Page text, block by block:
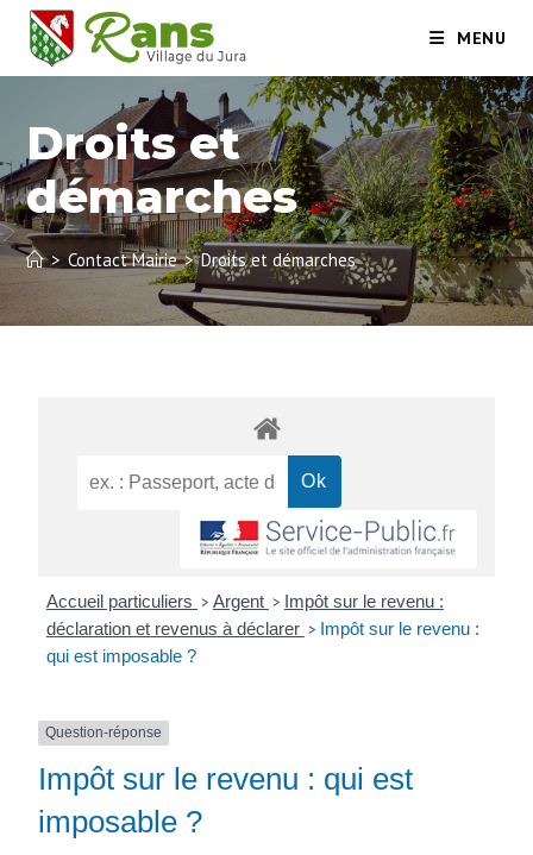
MENU
Droits et
démarches
> Contact Mairie > Droits et démarches
Accueil particuliers > Argent > Impôt sur le revenu :
déclaration et revenus à déclarer > Impôt sur le revenu :
qui est imposable ?
Question-réponse
Impôt sur le revenu : qui est
imposable ?